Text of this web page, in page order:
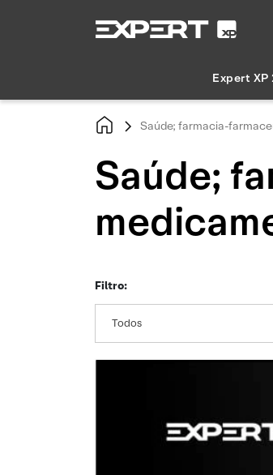
Expert XP
Saúde; farmacia-
Saúde;
Filtro:
Todos